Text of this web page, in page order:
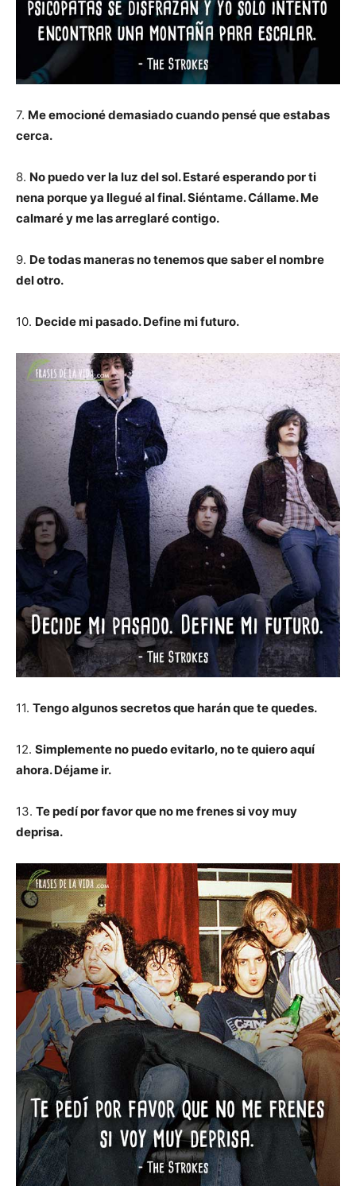
7. Me emocioné demasiado cuando pensé que estabas
cerca.
8. No puedo ver la luz del sol. Estaré esperando por ti
nena porque ya llegué al final. Siéntame. Cállame. Me
calmaré y me las arreglaré contigo.
9. De todas maneras no tenemos que saber el nombre
del otro.
10. Decide mi pasado. Define mi futuro.
11. Tengo algunos secretos que harán que te quedes.
12. Simplemente no puedo evitarlo, no te quiero aquí
ahora. Déjame ir.
13. Te pedí por favor que no me frenes si voy muy
deprisa.